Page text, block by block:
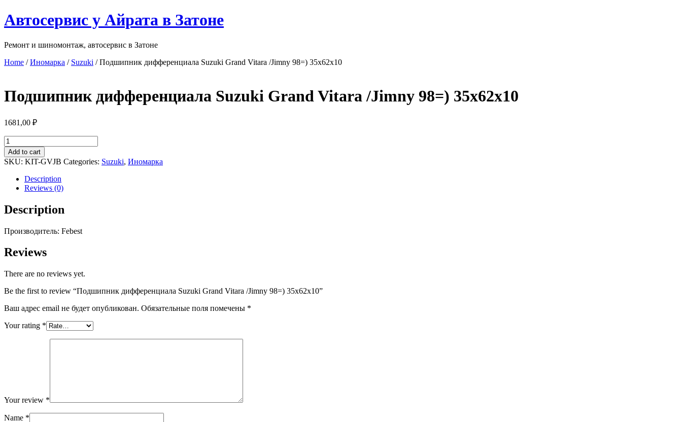
Перейти
к
Автосервис у Айрата в Затоне
Ремонт и шиномонтаж, автосервис в Затоне
Home /Иномарка / Suzuki / Подшипник дифференциала Suzuki Grand Vitara /Jimny 98=) 35x62x10
Подшипник дифференциала Suzuki Grand Vitara /Jimny 98=) 35x62x10
1681,00 ₽
Подшипник
дифференциала
Suzuki
Grand
Vitara
/Jimny
35x62x10
quantity
Add to cart
SKU: KIT-GVJB Categories: Suzuki, Иномарка
Description
Reviews (0)
Description
Производитель: Febest
Reviews
There are no reviews yet.
Be the first to review “Подшипник дифференциала Suzuki Grand Vitara /Jimny 98=) 35x62x10”
Ваш адрес email не будет опубликован. Обязательные поля помечены *
Your rating *
Your review *
Name *